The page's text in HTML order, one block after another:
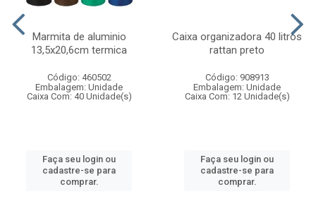
Marmita de aluminio
13,5x20,6cm termica
Código: 460502
Embalagem: Unidade
Caixa Com: 40 Unidade(s)
Faça seu login ou
cadastre-se para
comprar.
Caixa organizadora 40 litros
rattan preto
Código: 908913
Embalagem: Unidade
Caixa Com: 12 Unidade(s)
Faça seu login ou
cadastre-se para
comprar.